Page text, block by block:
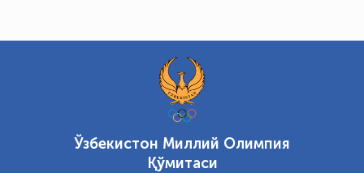
Ўзбекистон Миллий Олимпия
Қўмитаси